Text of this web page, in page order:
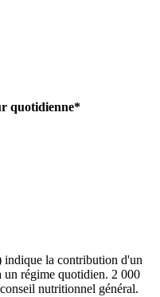
quotidienne*
la contribution d'un
un régime quotidien. 2 000
nutritionnel général.